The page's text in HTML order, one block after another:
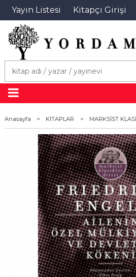
Yayın Listesi Kitapçı Girişi
Anasayfa > KİTAPLAR > MARKSİST